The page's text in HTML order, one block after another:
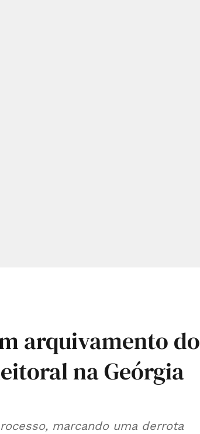
arquivamento do
na Geórgia
marcando uma derrota